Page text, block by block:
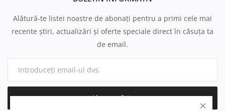
Alătură-te listei noastre de abonați pentru a primi cele mai
recente știri, actualizări și oferte speciale direct în căsuța ta
de email.
Abonează-te